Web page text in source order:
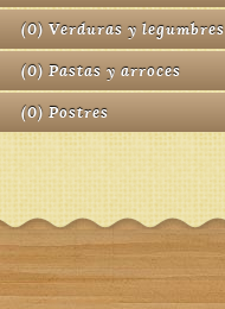
(0) Verduras y legumbres
(0) Pastas y arroces
(0) Postres